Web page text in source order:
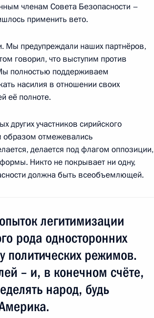
«Аль-Ватан»
Арабскую
Башаром Асадом
членам Совета Безопасности –
применить вето.
Мы предупреждали наших партнёров,
говорил, что выступим против
полностью поддерживаем
насилия в отношении своих
её полноте.
других участников сирийского
отмежевались
делается под флагом оппозиции,
Никто не покрывает ни одну,
должна быть всеобъемлющей.
легитимизации
рода односторонних
политических режимов.
– и, в конечном счёте,
народ, будь